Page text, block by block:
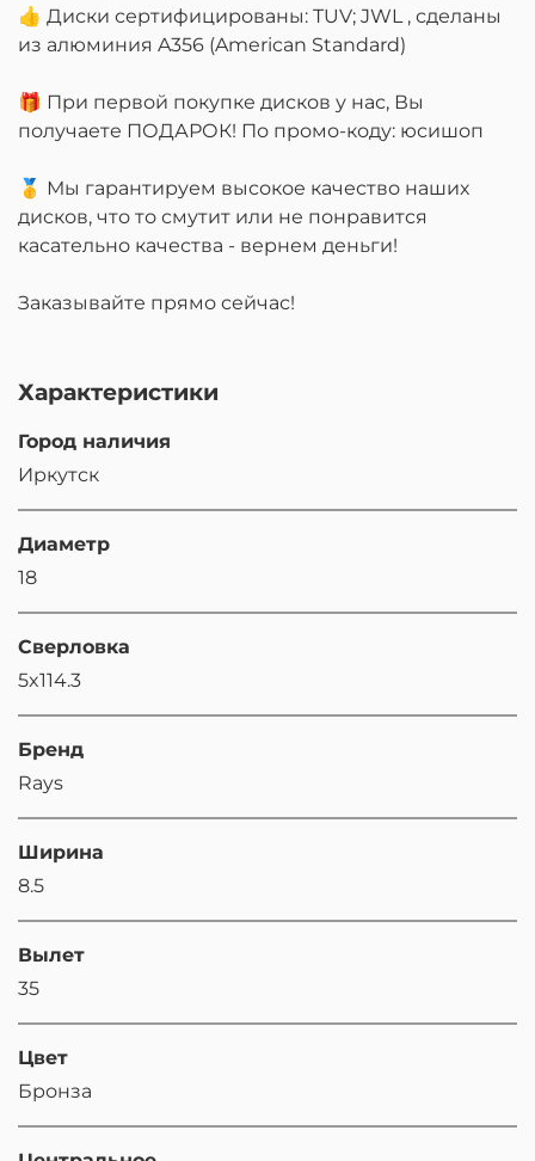
👍 Диски сертифицированы: TUV; JWL , сделаны
из алюминия A356 (American Standard)
🎁 При первой покупке дисков у нас, Вы
получаете ПОДАРОК! По промо-коду: юсишоп
🥇 Мы гарантируем высокое качество наших
дисков, что то смутит или не понравится
касательно качества - вернем деньги!
Заказывайте прямо сейчас!
Характеристики
Город наличия
Иркутск
Диаметр
18
Сверловка
5x114.3
Бренд
Rays
Ширина
8.5
Вылет
35
Цвет
Бронза